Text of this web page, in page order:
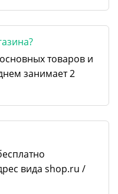
товаров и
занимает 2
вида shop.ru /